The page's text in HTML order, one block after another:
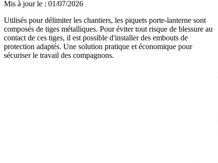
Mis à jour le : 01/07/2026
Utilisés pour délimiter les chantiers, les piquets porte-lanterne sont
composés de tiges métalliques. Pour éviter tout risque de blessure au
contact de ces tiges, il est possible d'installer des embouts de
protection adaptés. Une solution pratique et économique pour
sécuriser le travail des compagnons.